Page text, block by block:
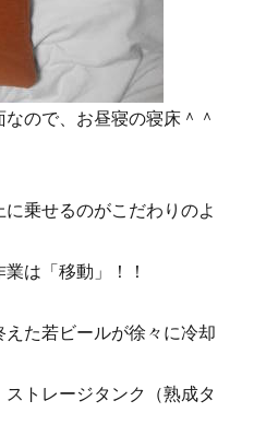
ので、お昼寝の寝床＾＾
乗せるのがこだわりのよ
は「移動」！！
た若ビールが徐々に冷却
トレージタンク（熟成タ